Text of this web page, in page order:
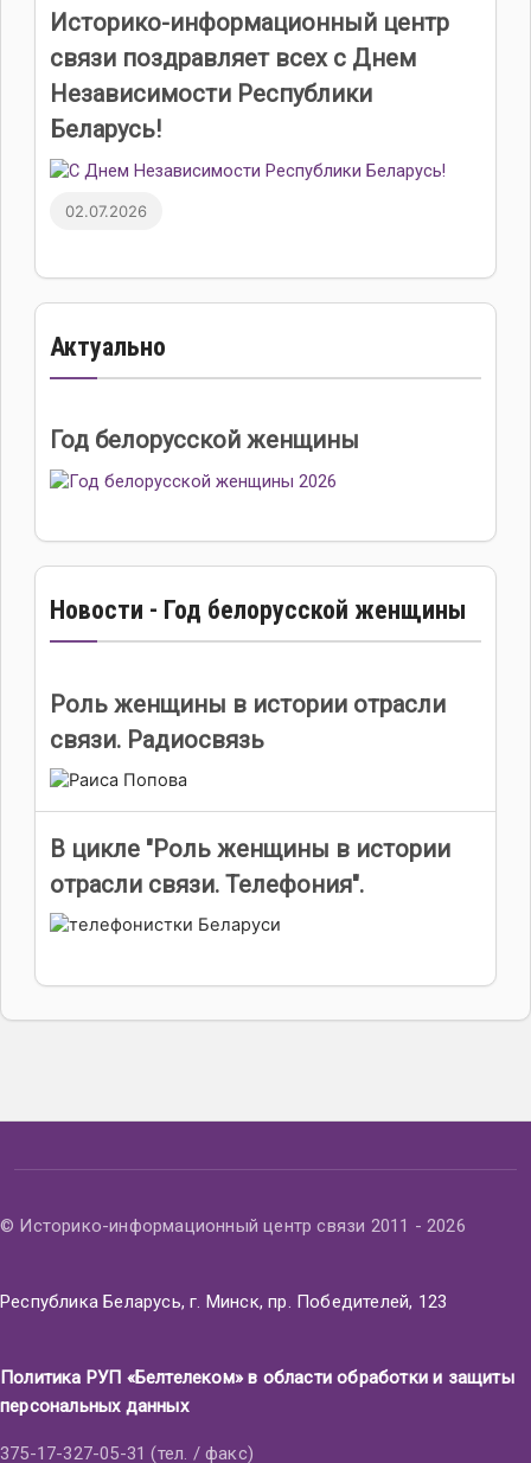
Историко-информационный центр
связи поздравляет всех с Днем
Независимости Республики
Беларусь!
02.07.2026
Актуально
Год белорусской женщины
Новости - Год белорусской женщины
Роль женщины в истории отрасли
связи. Радиосвязь
В цикле "Роль женщины в истории
отрасли связи. Телефония".
© Историко-информационный центр связи 2011 - 2026
Республика Беларусь, г. Минск, пр. Победителей, 123
Политика РУП «Белтелеком» в области обработки и защиты
персональных данных
375-17-327-05-31 (тел. / факс)